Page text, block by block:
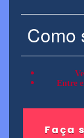
Como
Entre
Faça